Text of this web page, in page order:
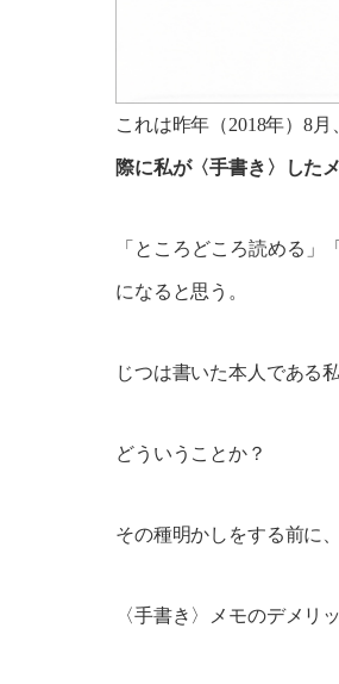
これは昨年（2018年）8
際に私が〈手書き〉した
「ところどころ読める
になると思う。
じつは書いた本人である
どういうことか？
その種明かしをする前に
〈手書き〉メモのデメリ